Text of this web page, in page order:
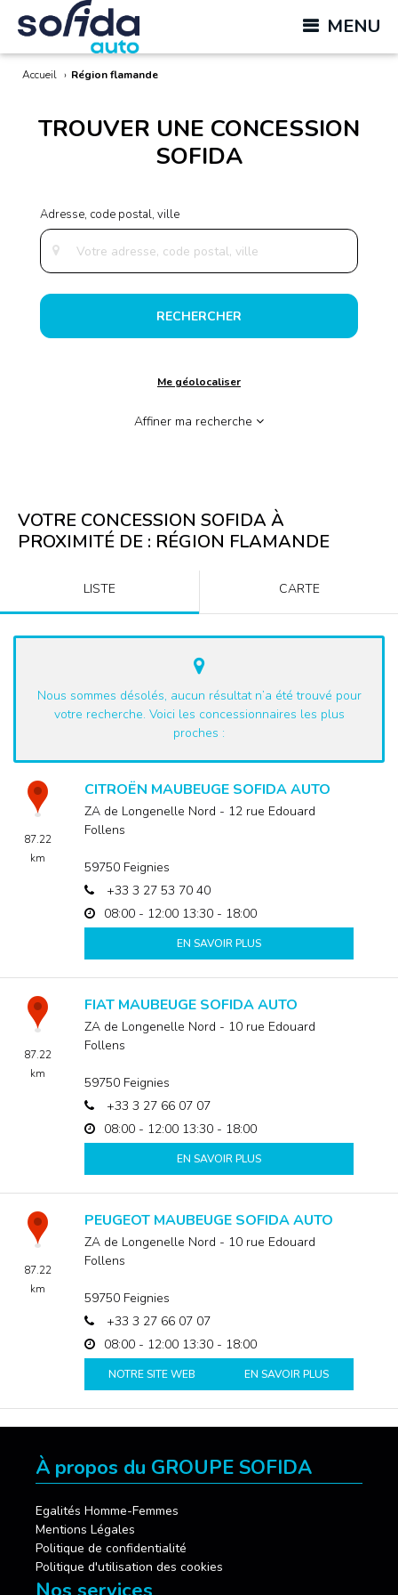
MENU
Accueil › Région flamande
TROUVER UNE CONCESSION
SOFIDA
RECHERCHER
Affiner ma recherche
VOTRE CONCESSION SOFIDA À
PROXIMITÉ DE : RÉGION FLAMANDE
LISTE CARTE
Nous sommes désolés, aucun résultat n’a été trouvé pour
votre recherche. Voici les concessionnaires les plus
proches :
87.22
km
CITROËN MAUBEUGE SOFIDA AUTO
ZA de Longenelle Nord - 12 rue Edouard
Follens
59750 Feignies
+33 3 27 53 70 40
08:00 - 12:00 13:30 - 18:00
EN SAVOIR PLUS
87.22
km
FIAT MAUBEUGE SOFIDA AUTO
ZA de Longenelle Nord - 10 rue Edouard
Follens
59750 Feignies
+33 3 27 66 07 07
08:00 - 12:00 13:30 - 18:00
EN SAVOIR PLUS
87.22
km
PEUGEOT MAUBEUGE SOFIDA AUTO
ZA de Longenelle Nord - 10 rue Edouard
Follens
59750 Feignies
+33 3 27 66 07 07
08:00 - 12:00 13:30 - 18:00
EN SAVOIR PLUS
NOTRE SITE WEB
À propos du GROUPE SOFIDA
Egalités Homme-Femmes
Mentions Légales
Politique de confidentialité
Politique d'utilisation des cookies